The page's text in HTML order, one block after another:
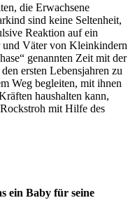
die Erwachsene
sind keine Seltenheit,
Reaktion auf ein
Väter von Kleinkindern
genannten Zeit mit der
ersten Lebensjahren zu
Weg begleiten, mit ihnen
haushalten kann,
mit Hilfe des
ein Baby für seine